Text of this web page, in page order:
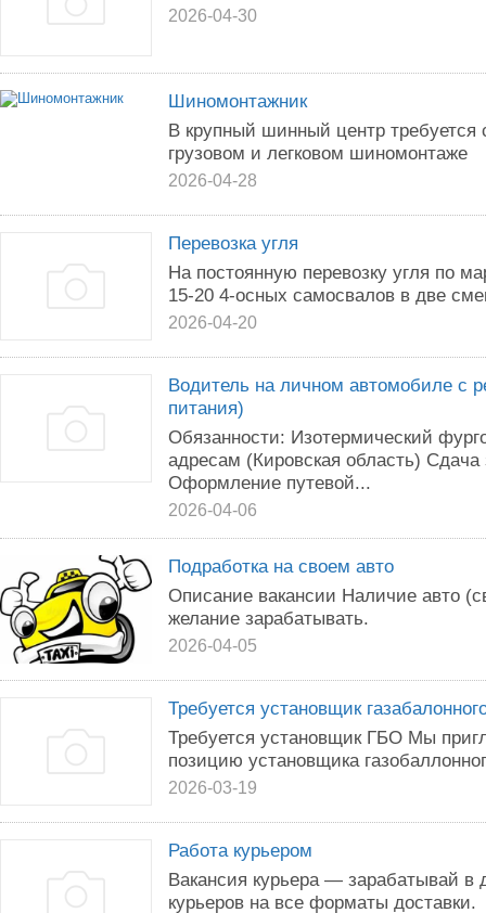
2026-04-30
Шиномонтажник
В крупный шинный центр требуется
грузовом и легковом шиномонтаже
2026-04-28
Перевозка угля
На постоянную перевозку угля по
15-20 4-осных самосвалов в две
2026-04-20
Водитель на личном автомобиле с
питания)
Обязанности: Изотермический
адресам (Кировская область) Сдача
Оформление путевой...
2026-04-06
Подработка на своем авто
Описание вакансии Наличие авто
желание зарабатывать.
2026-04-05
Требуется установщик
Требуется установщик ГБО Мы
позицию установщика
2026-03-19
Работа курьером
Вакансия курьера — зарабатывай в
курьеров на все форматы доставки.